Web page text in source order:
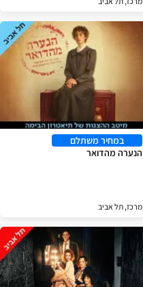
במחיר משתלם
הנערה מהדואר
מרכז, תל אביב